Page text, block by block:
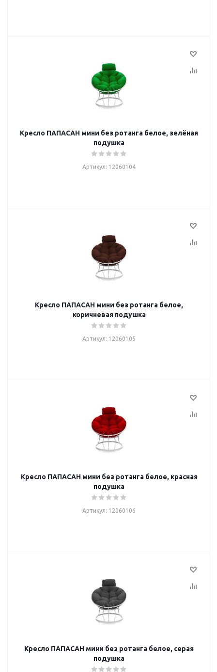
Кресло ПАПАСАН мини без ротанга белое, зелёная
подушка
Артикул: 12060104
Кресло ПАПАСАН мини без ротанга белое,
коричневая подушка
Артикул: 12060105
Кресло ПАПАСАН мини без ротанга белое, красная
подушка
Артикул: 12060106
Кресло ПАПАСАН мини без ротанга белое, серая
подушка